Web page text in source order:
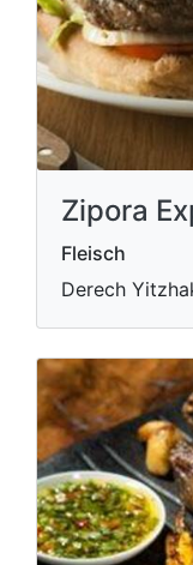
Zipora
Fleisch
Derech